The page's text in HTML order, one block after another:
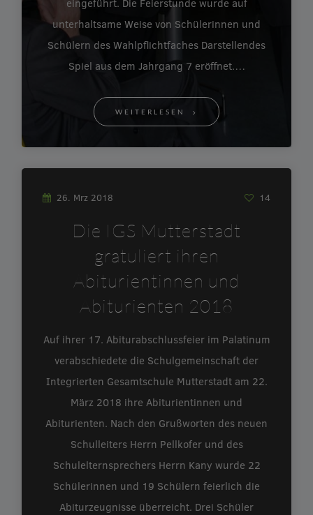
eingeführt. Die Feierstunde wurde auf
unterhaltsame Weise von Schülerinnen und
Schülern des Wahlpflichtfaches Darstellendes
Spiel aus dem Jahrgang 7 eröffnet.…
WEITERLESEN
26. Mrz 2018 14
Die IGS Mutterstadt
gratuliert ihren
Abiturientinnen und
Abiturienten 2018
Auf ihrer 17. Abiturabschlussfeier im Palatinum
verabschiedete die Schulgemeinschaft der
Integrierten Gesamtschule Mutterstadt am 22.
März 2018 ihre Abiturientinnen und
Abiturienten. Nach den Grußworten des neuen
Schulleiters Herrn Pellkofer und des
Schulelternsprechers Herrn Kany wurde 22
Schülerinnen und 19 Schülern feierlich die
Abiturzeugnisse überreicht. Drei Schüler